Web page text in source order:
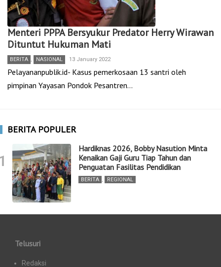
Menteri PPPA Bersyukur Predator Herry Wirawan
Dituntut Hukuman Mati
BERITA , NASIONAL 13 January 2022
Pelayananpublik.id- Kasus pemerkosaan 13 santri oleh
pimpinan Yayasan Pondok Pesantren…
BERITA POPULER
Hardiknas 2026, Bobby Nasution Minta
Kenaikan Gaji Guru Tiap Tahun dan
Penguatan Fasilitas Pendidikan
BERITA , REGIONAL
Telusuri
Redaksi